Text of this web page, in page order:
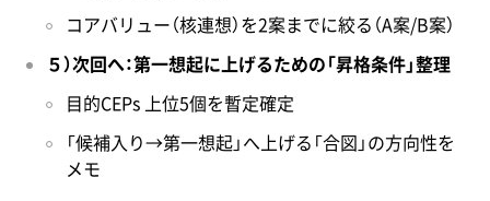
コアバリュー（核連想）を2案までに絞る（A案/B案）
５）次回へ：第一想起に上げるための「昇格条件」整理
目的CEPs 上位5個を暫定確定
「候補入り→第一想起」へ上げる「合図」の方向性を
メモ